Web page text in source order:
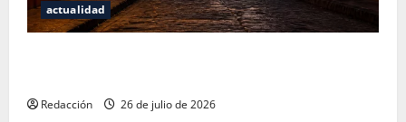
actualidad
Redacción 26 de julio de 2026